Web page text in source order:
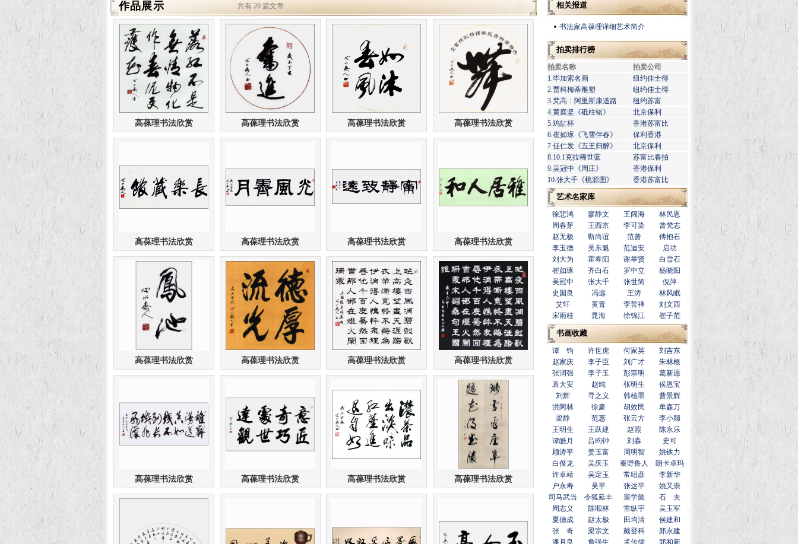
作品展示 共有 20 篇文章
高葆理书法欣赏 高葆理书法欣赏 高葆理书法欣赏 高葆理书法欣赏
高葆理书法欣赏 高葆理书法欣赏 高葆理书法欣赏 高葆理书法欣赏
高葆理书法欣赏 高葆理书法欣赏 高葆理书法欣赏 高葆理书法欣赏
高葆理书法欣赏 高葆理书法欣赏 高葆理书法欣赏 高葆理书法欣赏
相关报道
书法家高葆理详细艺术简介
拍卖排行榜
拍卖名称
拍卖公司
1.毕加索名画
纽约佳士得
2.贾科梅蒂雕塑
纽约佳士得
3.梵高：阿里斯康道路
纽约苏富
4.黄庭坚《砥柱铭》
北京保利
5.鸡缸杯
香港苏富比
6.崔如琢《飞雪伴春》
保利香港
7.任仁发《五王归醉》
北京保利
8.10.1克拉稀世蓝
苏富比春拍
9.吴冠中《周庄》
香港保利
10.张大千《桃源图》
香港苏富比
艺术名家库
徐悲鸿 廖静文 王阔海
林民恩
周春芽
王西京 李可染
曾梵志
赵无极
靳尚谊 范曾
傅抱石
李玉德
吴东魁 范迪安
启功
刘大为
霍春阳 谢举贤
白雪石
崔如琢
齐白石 罗中立
杨晓阳
吴冠中
张大千 张世简
倪萍
史国良
冯远 王涛
林风眠
艾轩
黄胄 李苦禅
刘文西
宋雨桂
晁海 徐锦江 崔子范
书画收藏
谭 钧 许世虎 何家英
刘吉东
赵家庆
李子臣 刘广才
朱林根
张润强
李子玉 彭宗明
葛新愿
袁大安
赵纯 张明生
侯恩宝
刘辉
寻之义 韩植墨
曹景辉
洪阿林
徐豪 胡效民
牟森万
梁静
范惠 张云方
李小颠
王明生
王跃建 赵照
陈永乐
谭皓月
吕昀钟 刘淼
史可
顾涛平
姜玉富 周明智
姚铁力
白俊龙
吴庆玉 秦野鲁人
朗卡卓玛
许卓靖
吴定玉 常绍彦
李新华
户永寿
吴平 张达平
姚又崇
司马武当
令狐延丰 裴学懿
石 夫
周志义
陈顺林 雷纵宇
吴玉军
夏德成
赵太极 田均清
侯建和
张 奇
梁宗文 戴登科
郑永建
潘月良
詹强生 孟传儒
郑和新